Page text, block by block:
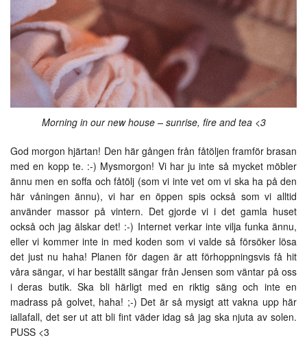
Morning in our new house – sunrise, fire and tea <3
God morgon hjärtan! Den här gången från fåtöljen framför brasan
med en kopp te. :-) Mysmorgon! Vi har ju inte så mycket möbler
ännu men en soffa och fåtölj (som vi inte vet om vi ska ha på den
här våningen ännu), vi har en öppen spis också som vi alltid
använder massor på vintern. Det gjorde vi i det gamla huset
också och jag älskar det! :-) Internet verkar inte vilja funka ännu,
eller vi kommer inte in med koden som vi valde så försöker lösa
det just nu haha! Planen för dagen är att förhoppningsvis få hit
våra sängar, vi har beställt sängar från Jensen som väntar på oss
i deras butik. Ska bli härligt med en riktig säng och inte en
madrass på golvet, haha! ;-) Det är så mysigt att vakna upp här
iallafall, det ser ut att bli fint väder idag så jag ska njuta av solen.
PUSS <3